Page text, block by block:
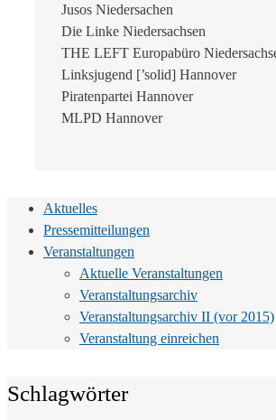
Jusos Niedersachen
Die Linke Niedersachsen
THE LEFT Europabüro
Linksjugend [’solid] Hannover
Piratenpartei Hannover
MLPD Hannover
Aktuelles
Pressemitteilungen
Veranstaltungen
Aktuelle Veranstaltungen
Veranstaltungsarchiv
Veranstaltungsarchiv II (vor 2015)
Veranstaltung einreichen
Schlagwörter